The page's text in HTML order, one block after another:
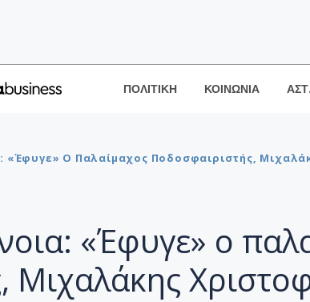
ΠΟΛΙΤΙΚΗ ΚΟΙΝΩΝΙΑ
«Έφυγε» Ο Παλαίμαχος Ποδοσφαιριστής,
«Έφυγε» ο
Μιχαλάκης